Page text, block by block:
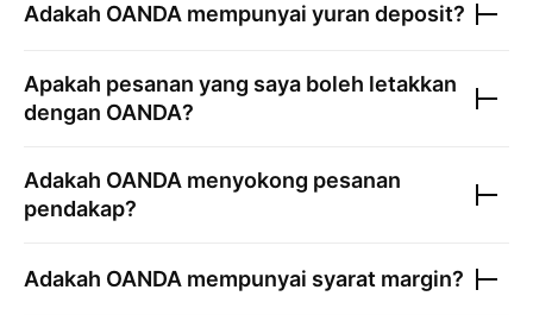
Adakah OANDA mempunyai yuran deposit?
Apakah pesanan yang saya boleh letakkan
dengan OANDA?
Adakah OANDA menyokong pesanan
pendakap?
Adakah OANDA mempunyai syarat margin?